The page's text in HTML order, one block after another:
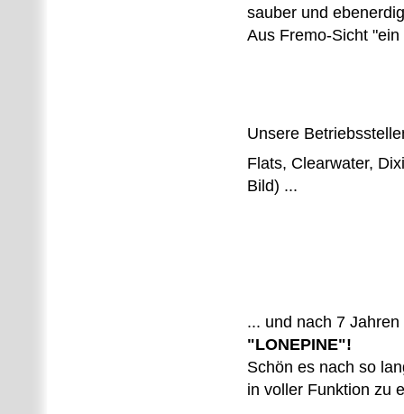
sauber und
Aus Fremo-Sicht "ein
Unsere
Flats, Clearwater,
Bild) ...
... und nach 7
"LONEPINE"!
Schön es nach so
in voller Funktion zu